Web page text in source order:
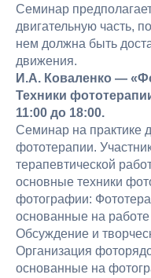
Семинар
двигательную часть,
нем должна быть
движения.
И.А. Коваленко —
Техники
11:00 до 18:00.
Семинар на практике
фототерапии.
терапевтической
основные техники
фотографии:
основанные на
Обсуждение и
Организация
основанные на